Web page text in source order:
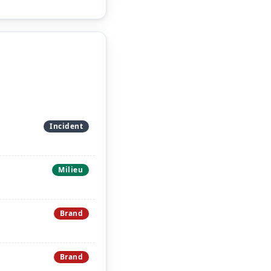
Incident
Milieu
Brand
Brand